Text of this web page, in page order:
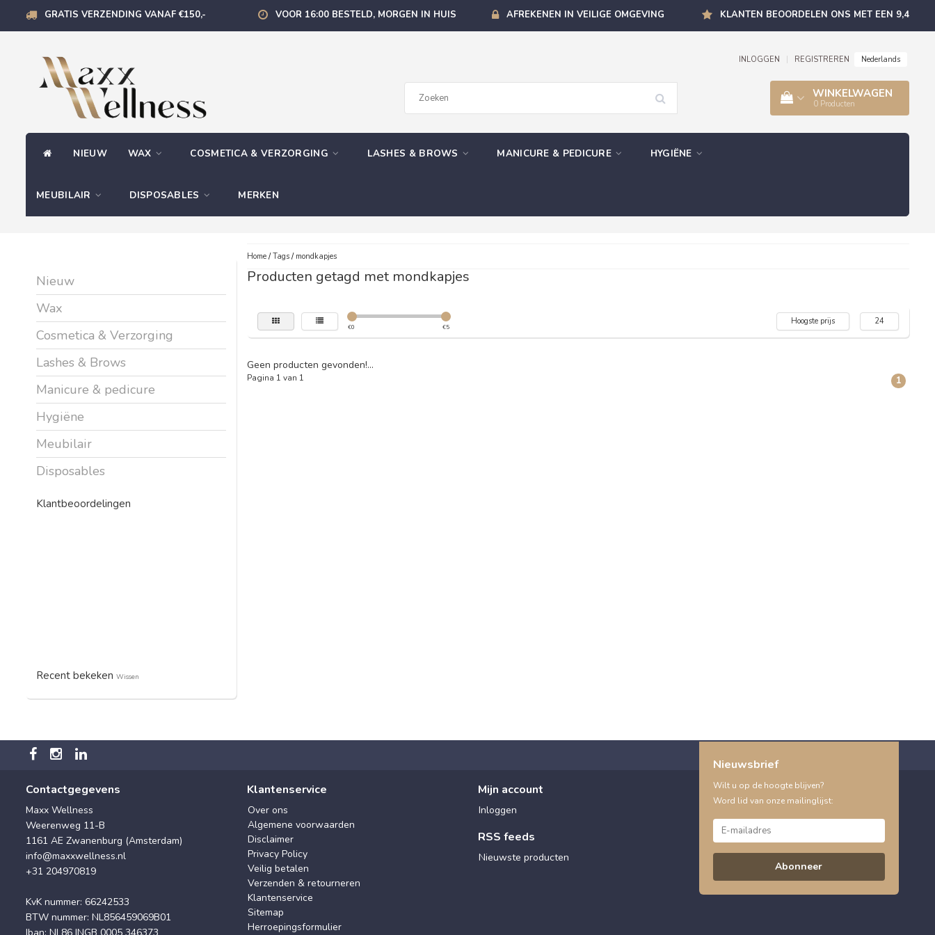
GRATIS VERZENDING VANAF €150,- VOOR 16:00 BESTELD, MORGEN IN HUIS AFREKENEN IN VEILIGE OMGEVING KLANTEN BEOORDELEN ONS MET EEN 9,4
INLOGGEN REGISTREREN Nederlands
WINKELWAGEN
0 Producten
NIEUW WAX COSMETICA & VERZORGING LASHES & BROWS MANICURE & PEDICURE HYGIËNE
MEUBILAIR DISPOSABLES MERKEN
Nieuw
Wax
Cosmetica & Verzorging
Lashes & Brows
Manicure & pedicure
Hygiëne
Meubilair
Disposables
Klantbeoordelingen
Recent bekeken Wissen
Home/Tags/ mondkapjes
Producten getagd met mondkapjes
€0 €5
Hoogste prijs 24
Geen producten gevonden!...
Pagina 1 van 1 1
Contactgegevens
Maxx Wellness
Weerenweg 11-B
1161 AE Zwanenburg (Amsterdam)
info@maxxwellness.nl
+31 204970819
KvK nummer: 66242533
BTW nummer: NL856459069B01
Iban: NL86 INGB 0005 346373
Klantenservice
Over ons
Algemene voorwaarden
Disclaimer
Privacy Policy
Veilig betalen
Verzenden & retourneren
Klantenservice
Sitemap
Herroepingsformulier
Mijn account
Inloggen
RSS feeds
Nieuwste producten
Nieuwsbrief
Wilt u op de hoogte blijven?
Word lid van onze mailinglijst:
Abonneer